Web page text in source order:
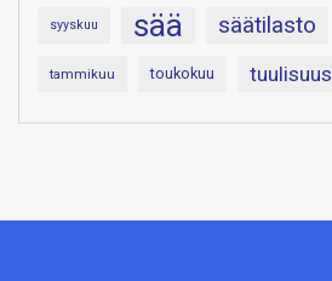
syyskuu sää säätilasto
tammikuu toukokuu tuulisuus